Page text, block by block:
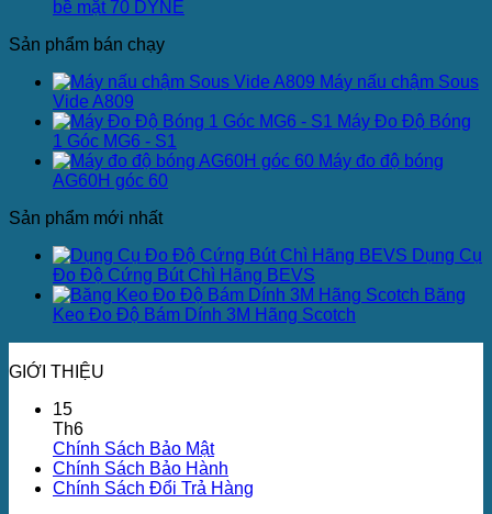
bề mặt 70 DYNE
Sản phẩm bán chạy
Máy nấu chậm Sous
Vide A809
Máy Đo Độ Bóng
1 Góc MG6 - S1
Máy đo độ bóng
AG60H góc 60
Sản phẩm mới nhất
Dụng Cụ
Đo Độ Cứng Bút Chì Hãng BEVS
Băng
Keo Đo Độ Bám Dính 3M Hãng Scotch
GIỚI THIỆU
15
Th6
Chính Sách Bảo Mật
Chính Sách Bảo Hành
Chính Sách Đổi Trả Hàng